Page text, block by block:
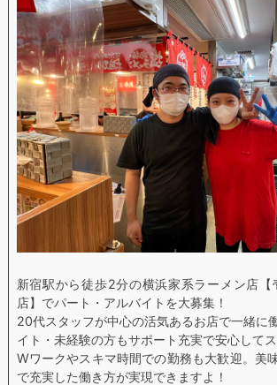
新宿駅から徒歩2分の横浜家系ラーメン店【
店】でパート・アルバイトを大募集！
20代スタッフが中心の活気あるお店で一緒に
イト・未経験の方もサポート充実で安心してス
Wワークやスキマ時間での勤務も大歓迎。美
で充実した働き方が実現できますよ！